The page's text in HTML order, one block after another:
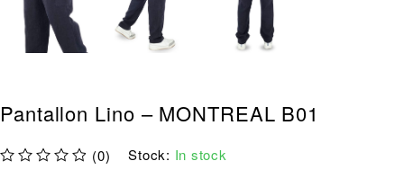
Pantallon Lino – MONTREAL B01
(0) Stock: In stock